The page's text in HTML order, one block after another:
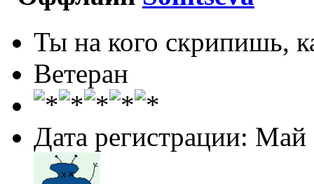
Ты на кого скрипишь,
Ветеран
Дата регистрации: Май